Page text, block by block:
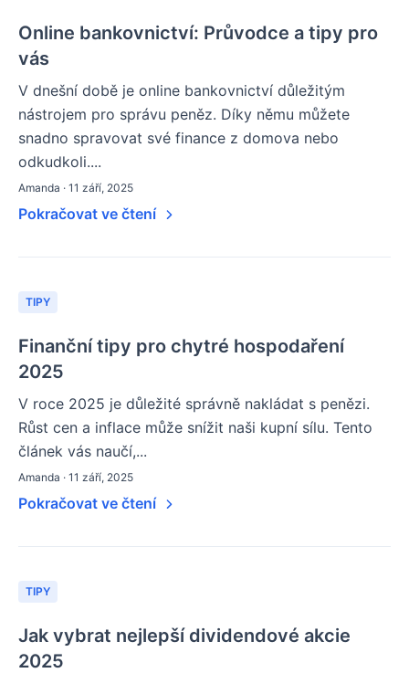
Online bankovnictví: Průvodce a tipy pro
vás
V dnešní době je online bankovnictví důležitým
nástrojem pro správu peněz. Díky němu můžete
snadno spravovat své finance z domova nebo
odkudkoli....
Amanda · 11 září, 2025
Pokračovat ve čtení
TIPY
Finanční tipy pro chytré hospodaření
2025
V roce 2025 je důležité správně nakládat s penězi.
Růst cen a inflace může snížit naši kupní sílu. Tento
článek vás naučí,...
Amanda · 11 září, 2025
Pokračovat ve čtení
TIPY
Jak vybrat nejlepší dividendové akcie
2025